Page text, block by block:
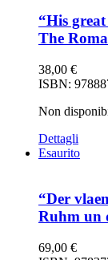
“His
The
38,00 €
ISBN:
Non
Dettagli
Esaurito
“Der
Ruhm un
69,00 €